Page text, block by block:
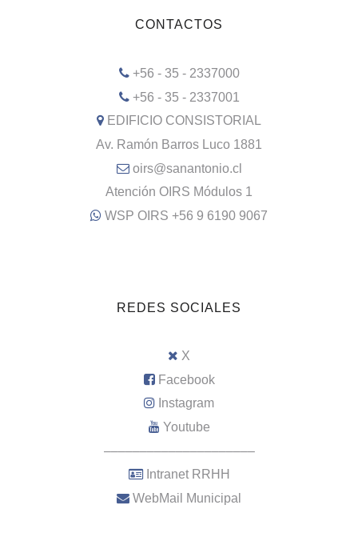
CONTACTOS
+56 - 35 - 2337000
+56 - 35 - 2337001
EDIFICIO CONSISTORIAL
Av. Ramón Barros Luco 1881
oirs@sanantonio.cl
Atención OIRS Módulos 1
WSP OIRS +56 9 6190 9067
REDES SOCIALES
X
Facebook
Instagram
Youtube
–––––––––––––––––––––
Intranet RRHH
WebMail Municipal